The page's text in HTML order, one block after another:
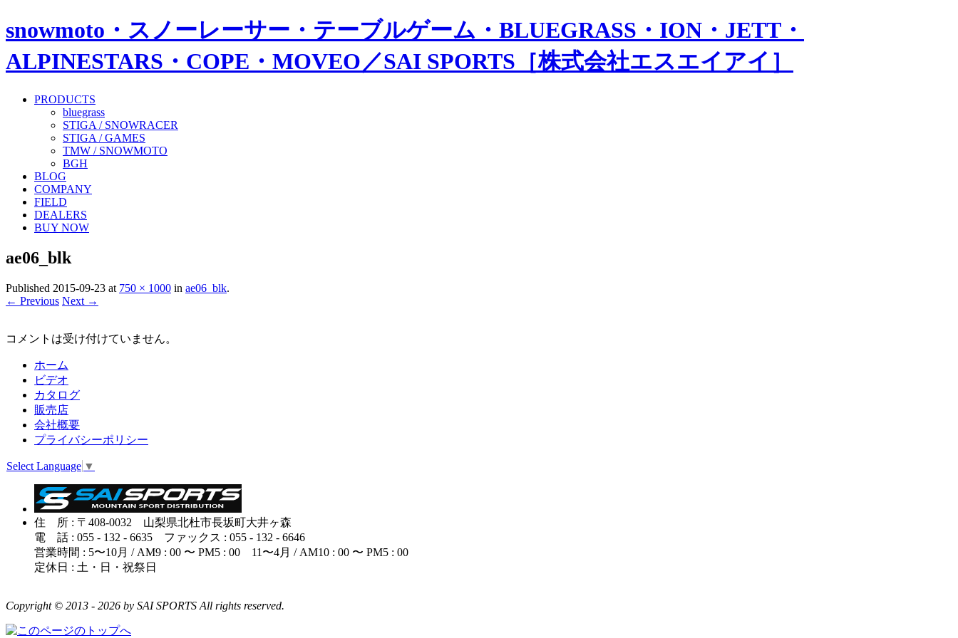
snowmoto・スノーレーサー・テーブルゲーム・BLUEGRASS・ION・JETT・
ALPINESTARS・COPE・MOVEO／SAI SPORTS［株式会社エスエイアイ］
PRODUCTS
bluegrass
STIGA / SNOWRACER
STIGA / GAMES
TMW / SNOWMOTO
BGH
BLOG
COMPANY
FIELD
DEALERS
BUY NOW
ae06_blk
Published 2015-09-23 at 750 × 1000 in ae06_blk.
← Previous Next →
コメントは受け付けていません。
ホーム
ビデオ
カタログ
販売店
会社概要
プライバシーポリシー
Select Language ▼
住 所 : 〒408-0032 山梨県北杜市長坂町大井ヶ森
電 話 : 055 - 132 - 6635 ファックス : 055 - 132 - 6646
営業時間 : 5〜10月 / AM9 : 00 〜 PM5 : 00 11〜4月 / AM10 : 00 〜 PM5 : 00
定休日 : 土・日・祝祭日
Copyright © 2013 - 2026 by SAI SPORTS All rights reserved.